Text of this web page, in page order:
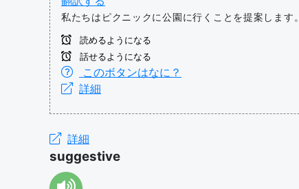
私たちはピクニックに公園に行くことを提案します。
読めるようになる
話せるようになる
このボタンはなに？
詳細
詳細
suggestive